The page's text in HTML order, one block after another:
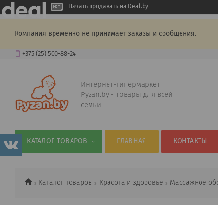
Начать продавать на Deal.by
Компания временно не принимает заказы и сообщения.
+375 (25) 500-88-24
Интернет-гипермаркет
Pyzan.by - товары для всей
семьи
КАТАЛОГ ТОВАРОВ ГЛАВНАЯ КОНТАКТЫ
Каталог товаров Красота и здоровье Массажное